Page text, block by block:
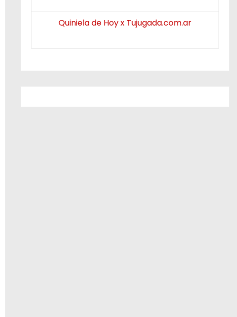
Quiniela de Hoy x Tujugada.com.ar